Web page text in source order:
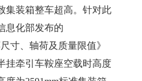
集装箱整车超高。针对此
息化部发布的
寸、轴荷及质量限值》
挂牵引车鞍座空载时高度